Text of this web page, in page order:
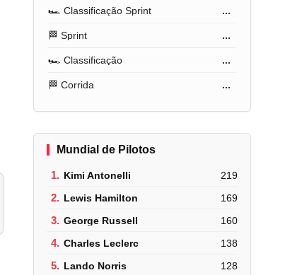
🏎️ Classificação Sprint ...
🏁 Sprint ...
🏎️ Classificação ...
🏁 Corrida ...
Mundial de Pilotos
1. Kimi Antonelli 219
2. Lewis Hamilton 169
3. George Russell 160
4. Charles Leclerc 138
5. Lando Norris 128